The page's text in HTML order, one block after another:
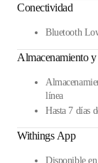
Conectividad
Bluetooth
Almacenamiento
línea
Hasta 7 días
Withings App
Disponible